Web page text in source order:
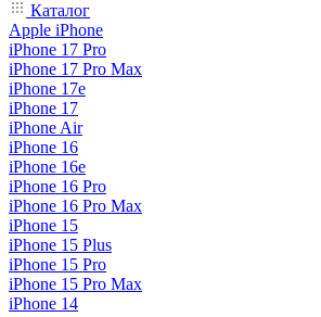
Каталог
Apple iPhone
iPhone 17 Pro
iPhone 17 Pro Max
iPhone 17e
iPhone 17
iPhone Air
iPhone 16
iPhone 16e
iPhone 16 Pro
iPhone 16 Pro Max
iPhone 15
iPhone 15 Plus
iPhone 15 Pro
iPhone 15 Pro Max
iPhone 14